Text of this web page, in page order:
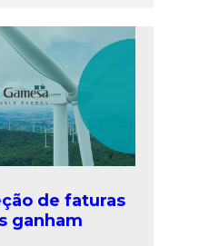
de faturas
ganham